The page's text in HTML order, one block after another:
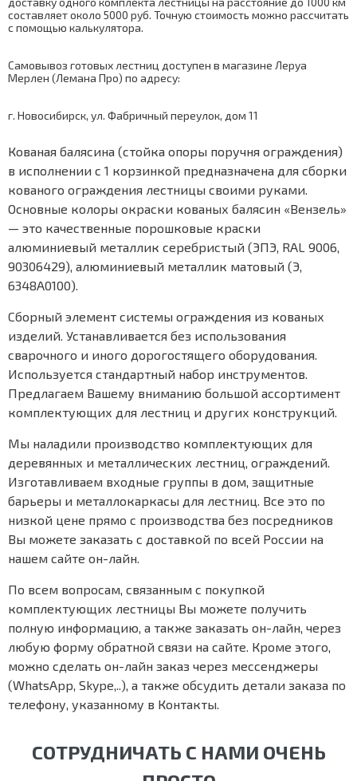
составляет около 5000 руб. Точную стоимость можно рассчитать
с помощью калькулятора.
Самовывоз готовых лестниц доступен в магазине Леруа
Мерлен (Лемана Про) по адресу:
г. Новосибирск, ул. Фабричный переулок, дом 11
Кованая балясина (стойка опоры поручня ограждения)
в исполнении с 1 корзинкой предназначена для сборки
кованого ограждения лестницы своими руками.
Основные колоры окраски кованых балясин «Вензель»
— это качественные порошковые краски
алюминиевый металлик серебристый (ЭПЭ, RAL 9006,
90306429), алюминиевый металлик матовый (Э,
6348А0100).
Сборный элемент системы ограждения из кованых
изделий. Устанавливается без использования
сварочного и иного дорогостящего оборудования.
Используется стандартный набор инструментов.
Предлагаем Вашему вниманию большой ассортимент
комплектующих для лестниц и других конструкций.
Мы наладили производство комплектующих для
деревянных и металлических лестниц, ограждений.
Изготавливаем входные группы в дом, защитные
барьеры и металлокаркасы для лестниц. Все это по
низкой цене прямо с производства без посредников
Вы можете заказать с доставкой по всей России на
нашем сайте он-лайн.
По всем вопросам, связанным с покупкой
комплектующих лестницы Вы можете получить
полную информацию, а также заказать он-лайн, через
любую форму обратной связи на сайте. Кроме этого,
можно сделать он-лайн заказ через мессенджеры
(WhatsApp, Skype,..), а также обсудить детали заказа по
телефону, указанному в Контакты.
СОТРУДНИЧАТЬ С НАМИ ОЧЕНЬ